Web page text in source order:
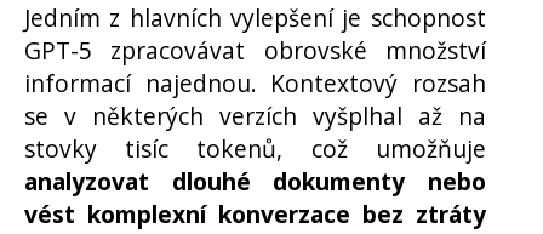
Jedním z hlavních vylepšení je schopnost
GPT-5 zpracovávat obrovské množství
informací najednou. Kontextový rozsah
se v některých verzích vyšplhal až na
stovky tisíc tokenů, což umožňuje
analyzovat dlouhé dokumenty nebo
vést komplexní konverzace bez ztráty